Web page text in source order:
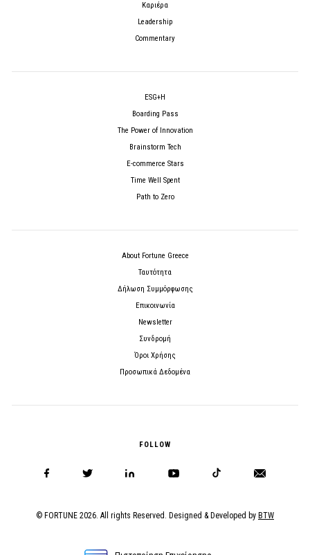
Καριέρα
Leadership
Commentary
ESG+H
Boarding Pass
The Power of Innovation
Brainstorm Tech
E-commerce Stars
Time Well Spent
Path to Zero
About Fortune Greece
Ταυτότητα
Δήλωση Συμμόρφωσης
Επικοινωνία
Newsletter
Συνδρομή
Όροι Χρήσης
Προσωπικά Δεδομένα
FOLLOW
© FORTUNE 2026. All rights Reserved. Designed & Developed by BTW